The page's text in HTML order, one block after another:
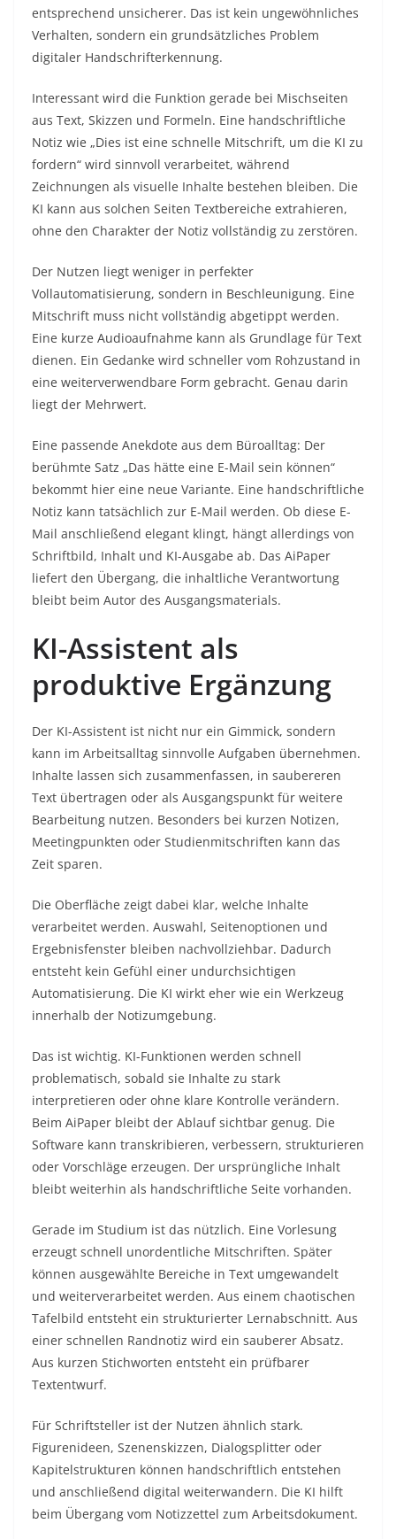
entsprechend unsicherer. Das ist kein ungewöhnliches
Verhalten, sondern ein grundsätzliches Problem
digitaler Handschrifterkennung.
Interessant wird die Funktion gerade bei Mischseiten
aus Text, Skizzen und Formeln. Eine handschriftliche
Notiz wie „Dies ist eine schnelle Mitschrift, um die KI zu
fordern“ wird sinnvoll verarbeitet, während
Zeichnungen als visuelle Inhalte bestehen bleiben. Die
KI kann aus solchen Seiten Textbereiche extrahieren,
ohne den Charakter der Notiz vollständig zu zerstören.
Der Nutzen liegt weniger in perfekter
Vollautomatisierung, sondern in Beschleunigung. Eine
Mitschrift muss nicht vollständig abgetippt werden.
Eine kurze Audioaufnahme kann als Grundlage für Text
dienen. Ein Gedanke wird schneller vom Rohzustand in
eine weiterverwendbare Form gebracht. Genau darin
liegt der Mehrwert.
Eine passende Anekdote aus dem Büroalltag: Der
berühmte Satz „Das hätte eine E-Mail sein können“
bekommt hier eine neue Variante. Eine handschriftliche
Notiz kann tatsächlich zur E-Mail werden. Ob diese E-
Mail anschließend elegant klingt, hängt allerdings von
Schriftbild, Inhalt und KI-Ausgabe ab. Das AiPaper
liefert den Übergang, die inhaltliche Verantwortung
bleibt beim Autor des Ausgangsmaterials.
KI-Assistent als
produktive Ergänzung
Der KI-Assistent ist nicht nur ein Gimmick, sondern
kann im Arbeitsalltag sinnvolle Aufgaben übernehmen.
Inhalte lassen sich zusammenfassen, in saubereren
Text übertragen oder als Ausgangspunkt für weitere
Bearbeitung nutzen. Besonders bei kurzen Notizen,
Meetingpunkten oder Studienmitschriften kann das
Zeit sparen.
Die Oberfläche zeigt dabei klar, welche Inhalte
verarbeitet werden. Auswahl, Seitenoptionen und
Ergebnisfenster bleiben nachvollziehbar. Dadurch
entsteht kein Gefühl einer undurchsichtigen
Automatisierung. Die KI wirkt eher wie ein Werkzeug
innerhalb der Notizumgebung.
Das ist wichtig. KI-Funktionen werden schnell
problematisch, sobald sie Inhalte zu stark
interpretieren oder ohne klare Kontrolle verändern.
Beim AiPaper bleibt der Ablauf sichtbar genug. Die
Software kann transkribieren, verbessern, strukturieren
oder Vorschläge erzeugen. Der ursprüngliche Inhalt
bleibt weiterhin als handschriftliche Seite vorhanden.
Gerade im Studium ist das nützlich. Eine Vorlesung
erzeugt schnell unordentliche Mitschriften. Später
können ausgewählte Bereiche in Text umgewandelt
und weiterverarbeitet werden. Aus einem chaotischen
Tafelbild entsteht ein strukturierter Lernabschnitt. Aus
einer schnellen Randnotiz wird ein sauberer Absatz.
Aus kurzen Stichworten entsteht ein prüfbarer
Textentwurf.
Für Schriftsteller ist der Nutzen ähnlich stark.
Figurenideen, Szenenskizzen, Dialogsplitter oder
Kapitelstrukturen können handschriftlich entstehen
und anschließend digital weiterwandern. Die KI hilft
beim Übergang vom Notizzettel zum Arbeitsdokument.